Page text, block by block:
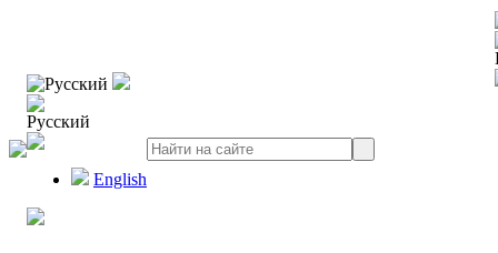
Русский
Русский
English